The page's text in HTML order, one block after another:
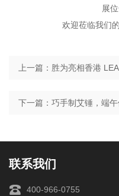
展
欢迎莅临我们
下一篇：巧手制艾锤，端
联系我们
400-966-0755